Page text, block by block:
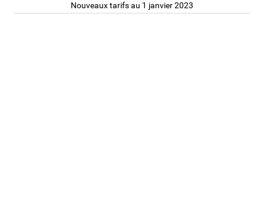
Nouveaux tarifs au 1 janvier 2023